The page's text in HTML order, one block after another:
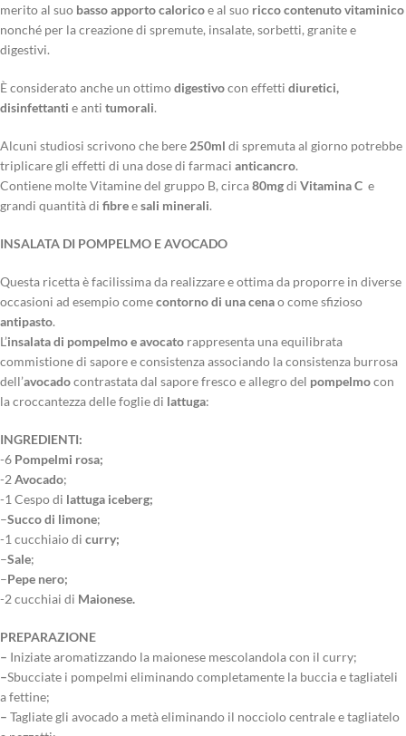
merito al suo basso apporto caloricoe al suo ricco contenuto vitaminico
nonché per la creazione di spremute, insalate, sorbetti, granite e
digestivi.
È considerato anche un ottimodigestivocon effetti diuretici,
disinfettanti e anti tumorali.
Alcuni studiosi scrivono che bere 250ml di spremuta al giorno potrebbe
triplicare gli effetti di una dose di farmaci anticancro.
Contiene molte Vitamine del gruppo B, circa80mgdi Vitamina C e
grandi quantità di fibreesali minerali.
INSALATA DI POMPELMO E AVOCADO
Questa ricetta è facilissima da realizzare e ottima da proporre in diverse
occasioni ad esempio comecontorno di una cenao come sfizioso
antipasto.
L’insalata di pompelmo e avocato rappresenta una equilibrata
commistione di sapore e consistenza associando la consistenza burrosa
dell’avocadocontrastata dal sapore fresco e allegro del pompelmocon
la croccantezza delle foglie di lattuga:
INGREDIENTI:
-6 Pompelmi rosa;
-2 Avocado;
-1 Cespo di lattuga iceberg;
–Succo di limone;
-1 cucchiaio di curry;
–Sale;
–Pepe nero;
-2 cucchiai di Maionese.
PREPARAZIONE
– Iniziate aromatizzando la maionese mescolandola con il curry;
–Sbucciate i pompelmi eliminando completamente la buccia e tagliateli
a fettine;
– Tagliate gli avocado a metà eliminando il nocciolo centrale e tagliatelo